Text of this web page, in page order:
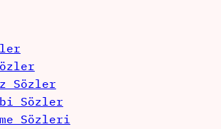
Sözler
Sözler
Sözleri